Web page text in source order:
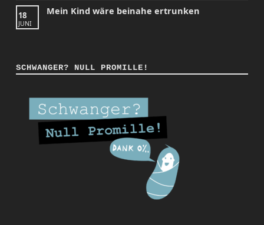
18
JUNI
Mein Kind wäre beinahe ertrunken
SCHWANGER? NULL PROMILLE!